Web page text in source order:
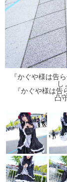
『かぐや様は告
し
『かぐや様は
凸